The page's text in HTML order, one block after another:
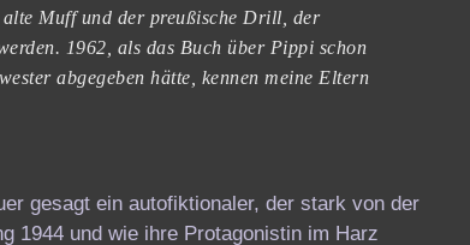
alte Muff und der preußische Drill, der
1962, als das Buch über Pippi schon
abgegeben hätte, kennen meine Eltern
gesagt ein autofiktionaler, der stark von der
1944 und wie ihre Protagonistin im Harz